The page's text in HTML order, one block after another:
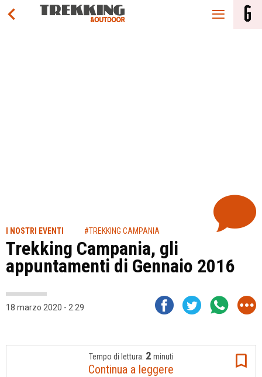
I NOSTRI EVENTI #TREKKING CAMPANIA
Trekking Campania, gli
appuntamenti di Gennaio 2016
18 marzo 2020 - 2:29
Tempo di lettura: 2 minuti
Continua a leggere